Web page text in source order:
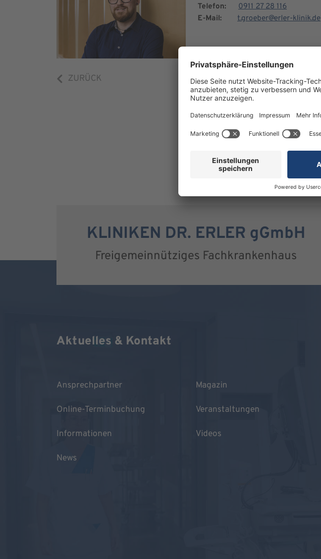
Telefon:
0911 27 28 116
E-Mail:
t.groeber@erler-klinik.de
ZURÜCK
KLINIKEN DR. ERLER gGmbH
Freigemeinnütziges Fachkrankenhaus
Aktuelles & Kontakt
Ansprechpartner
Online-Terminbuchung
Informationen
News
Magazin
Veranstaltungen
Videos